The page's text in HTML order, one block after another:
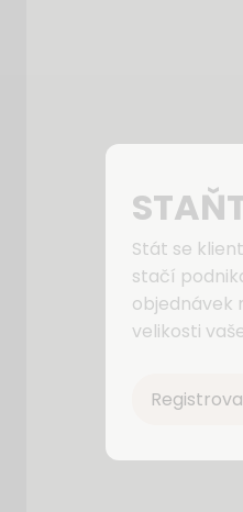
Stát se
stačí
objednávek
velikosti